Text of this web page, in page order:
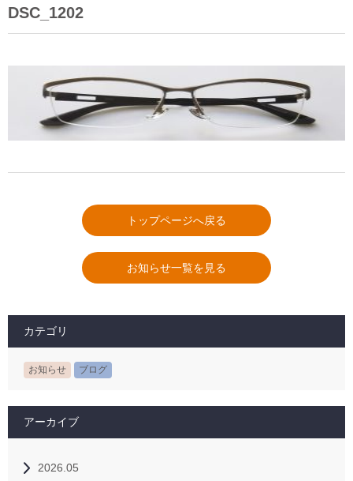
DSC_1202
トップページへ戻る
お知らせ一覧を見る
カテゴリ
お知らせ ブログ
アーカイブ
2026.05